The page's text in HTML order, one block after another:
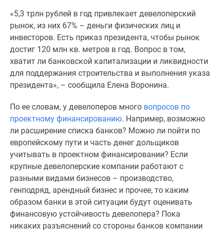
Экспертиза
новостроек
Экология
Москвы
Подмосковья
Студии
комнатные
комнатные
Квартиры
карте
Ипотечный
калькулятор
«5,3 трлн рублей в год привлекает девелоперский
рынок, из них 67% – деньги физических лиц и
инвесторов. Есть приказ президента, чтобы рынок
достиг 120 млн кв. метров в год. Вопрос в том,
хватит ли банковской капитализации и ликвидности
для поддержания строительства и выполнения указа
президента», – сообщила Елена Воронина.
По ее словам, у девелоперов много вопросов по
проектному финансированию. Например, возможно
ли расширение списка банков? Можно ли пойти по
европейскому пути и часть денег дольщиков
учитывать в проектном финансировании? Если
крупные девелоперские компании работают с
разными видами бизнесов – производство,
генподряд, арендный бизнес и прочее, то каким
образом банки в этой ситуации будут оценивать
финансовую устойчивость девелопера? Пока
никаких разъяснений со стороны банков компании